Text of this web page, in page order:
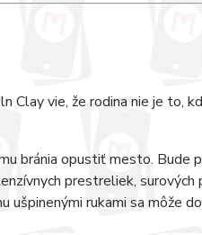
Clay vie, že rodina nie je to,
bránia opustiť mesto. Bude
prestreliek, surových
ušpinenými rukami sa môže